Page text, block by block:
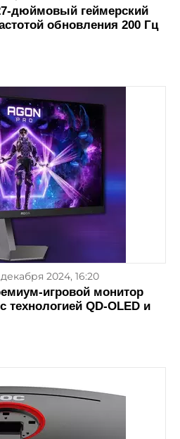
дюймовый геймерский
обновления 200 Гц
2024, 16:20
игровой монитор
технологией QD-OLED и